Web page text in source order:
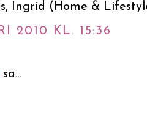
Ingrid (Home &
2010 KL. 15:36
sa...